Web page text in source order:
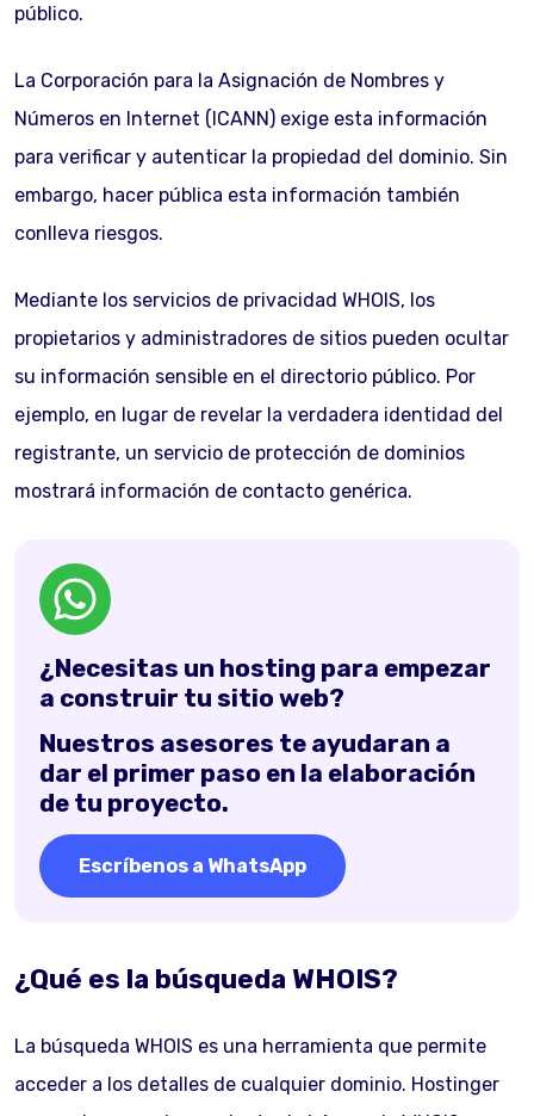
público.
La Corporación para la Asignación de Nombres y
Números en Internet (ICANN) exige esta información
para verificar y autenticar la propiedad del dominio. Sin
embargo, hacer pública esta información también
conlleva riesgos.
Mediante los servicios de privacidad WHOIS, los
propietarios y administradores de sitios pueden ocultar
su información sensible en el directorio público. Por
ejemplo, en lugar de revelar la verdadera identidad del
registrante, un servicio de protección de dominios
mostrará información de contacto genérica.
¿Necesitas un hosting para empezar
a construir tu sitio web?
Nuestros asesores te ayudaran a
dar el primer paso en la elaboración
de tu proyecto.
Escríbenos a WhatsApp
¿Qué es la búsqueda WHOIS?
La búsqueda WHOIS es una herramienta que permite
acceder a los detalles de cualquier dominio. Hostinger